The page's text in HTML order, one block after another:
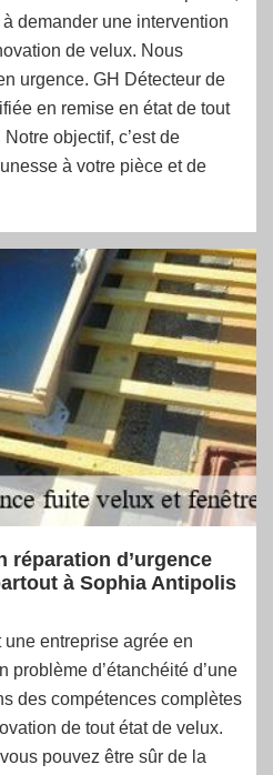
demander une intervention
de velux. Nous
urgence. GH Détecteur de
en remise en état de tout
objectif, c’est de
à votre pièce et de
réparation d’urgence
à Sophia Antipolis
entreprise agrée en
problème d’étanchéité d’une
des compétences complètes
de tout état de velux.
pouvez être sûr de la